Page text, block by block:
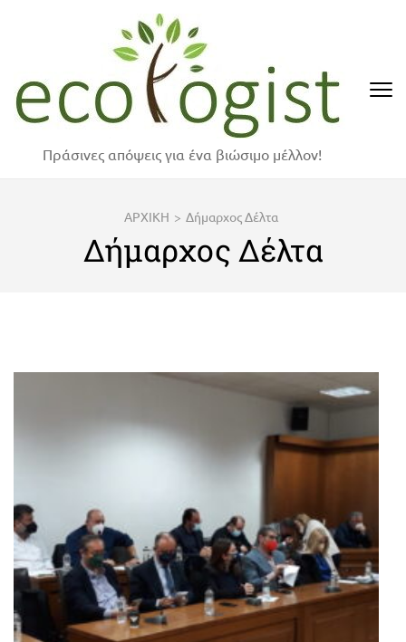
Enter)
Πράσινες απόψεις για ένα βιώσιμο μέλλον!
ΑΡΧΙΚΗ > Δήμαρχος Δέλτα
Δήμαρχος Δέλτα